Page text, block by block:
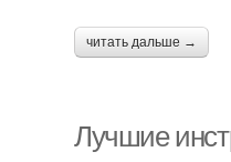
читать дальше →
Лучшие